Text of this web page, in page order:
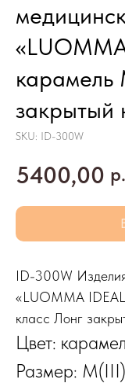
карамель
закрытый
SKU: ID-300W
5400,00 р.
ID-300W
«LUOMMA
класс Лонг
Цвет:
Размер: M(III)